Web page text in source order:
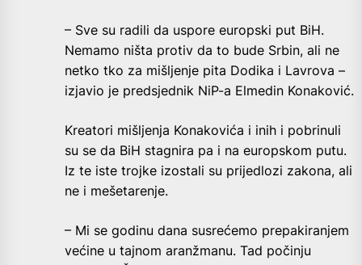
– Sve su radili da uspore europski put BiH.
Nemamo ništa protiv da to bude Srbin, ali ne
netko tko za mišljenje pita Dodika i Lavrova –
izjavio je predsjednik NiP-a Elmedin Konaković.
Kreatori mišljenja Konakovića i inih i pobrinuli
su se da BiH stagnira pa i na europskom putu.
Iz te iste trojke izostali su prijedlozi zakona, ali
ne i mešetarenje.
– Mi se godinu dana susrećemo prepakiranjem
većine u tajnom aranžmanu. Tad počinju